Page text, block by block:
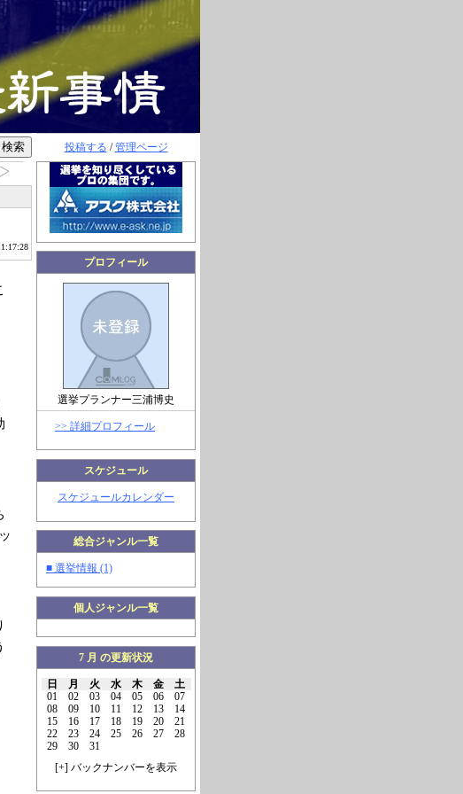
投稿する /管理ページ
プロフィール
選挙プランナー三浦博史
>> 詳細プロフィール
スケジュール
スケジュールカレンダー
総合ジャンル一覧
■ 選挙情報 (1)
個人ジャンル一覧
7 月 の更新状況
日 月 火 水 木 金
土
01
02 03 04 05 06
07
08
09 10 11 12 13
14
15
16 17 18 19 20
21
22
23 24 25 26 27
28
29
30
31
[+] バックナンバーを表示